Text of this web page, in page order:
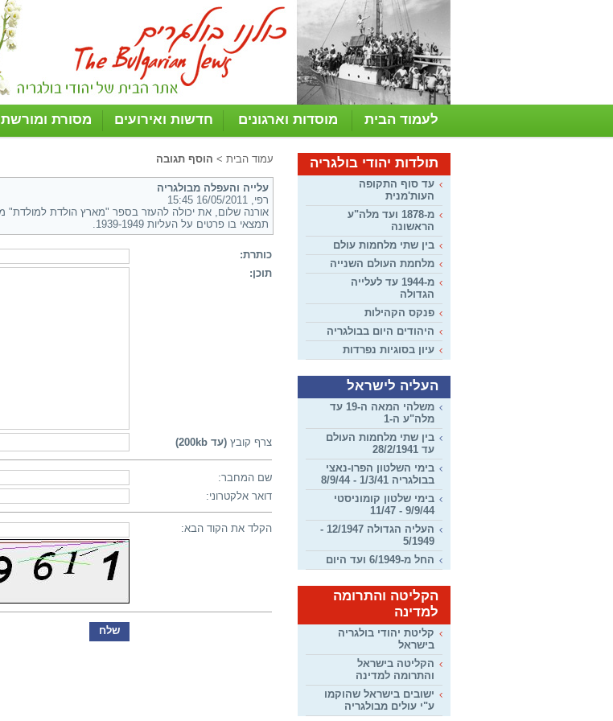
לעמוד הבית מוסדות וארגונים חדשות ואירועים מסורת ומורשת
תולדות יהודי בולגריה
עד סוף התקופה
העות'מנית
מ-1878 ועד מלה"ע
הראשונה
בין שתי מלחמות עולם
מלחמת העולם השנייה
מ-1944 עד לעלייה
הגדולה
פנקס הקהילות
היהודים היום בבולגריה
עיון בסוגיות נפרדות
העליה לישראל
משלהי המאה ה-19 עד
מלה"ע ה-1
בין שתי מלחמות העולם
עד 28/2/1941
בימי השלטון הפרו-נאצי
בבולגריה 1/3/41 - 8/9/44
בימי שלטון קומוניסטי
9/9/44 - 11/47
העליה הגדולה 12/1947 -
5/1949
החל מ-6/1949 ועד היום
הקליטה והתרומה
למדינה
קליטת יהודי בולגריה
בישראל
הקליטה בישראל
והתרומה למדינה
ישובים בישראל שהוקמו
ע"י עולים מבולגריה
עמוד הבית > הוסף תגובה
עלייה והעפלה מבולגריה
רפי, 16/05/2011 15:45
תמצאי בו פרטים על העליות 1939-1949.
כותרת:
תוכן:
צרף קובץ (עד 200kb)
שם המחבר:
דואר אלקטרוני:
הקלד את הקוד הבא: